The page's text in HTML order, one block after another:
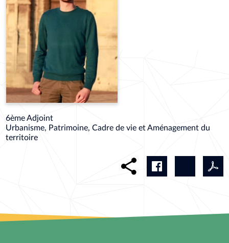
6ème Adjoint
Urbanisme, Patrimoine, Cadre de vie et Aménagement du
territoire